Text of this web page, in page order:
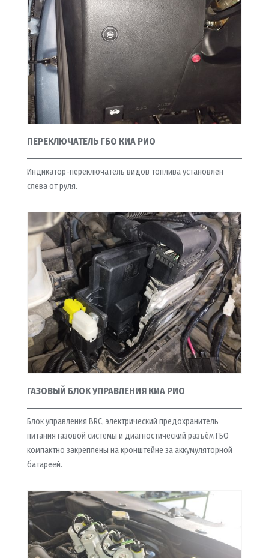
ПЕРЕКЛЮЧАТЕЛЬ ГБО КИА РИО
Индикатор-переключатель видов топлива установлен
слева от руля.
ГАЗОВЫЙ БЛОК УПРАВЛЕНИЯ КИА РИО
Блок управления BRC, электрический предохранитель
питания газовой системы и диагностический разъём ГБО
компактно закреплены на кронштейне за аккумуляторной
батареей.